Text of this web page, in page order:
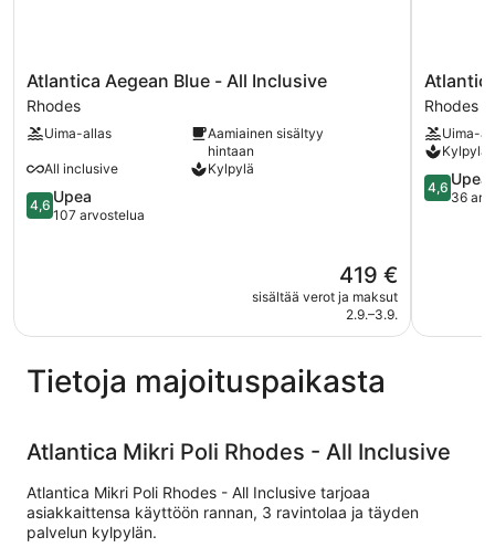
Atlantica
Aegean
Blue
-
Inclusive
Rhodes
Atlantica Aegean Blue - All Inclusive
Rhodes
Uima-allas
Aamiainen sisältyy
hintaan
All inclusive
Kylpylä
4.6
kautta
4,6 Upea
107 arvostelua
Hinta
on
419 €
419 €
sisältää verot ja maksut
2.9.–3.9.
Atlantica
Holiday
Village
Rhodes
Rhodes
Rhodes
Uima-
Kylpylä
4.6
kautta
4,6 Upea
36
Tietoja majoituspaikasta
Atlantica Mikri Poli Rhodes - All Inclusive
Atlantica Mikri Poli Rhodes - All Inclusive tarjoaa
asiakkaittensa käyttöön rannan, 3 ravintolaa ja täyden
palvelun kylpylän.